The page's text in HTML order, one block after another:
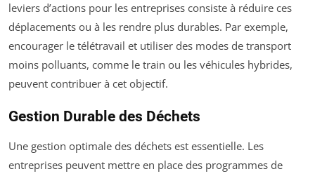
leviers d’actions pour les entreprises consiste à réduire ces
déplacements ou à les rendre plus durables. Par exemple,
encourager le télétravail et utiliser des modes de transport
moins polluants, comme le train ou les véhicules hybrides,
peuvent contribuer à cet objectif.
Gestion Durable des Déchets
Une gestion optimale des déchets est essentielle. Les
entreprises peuvent mettre en place des programmes de